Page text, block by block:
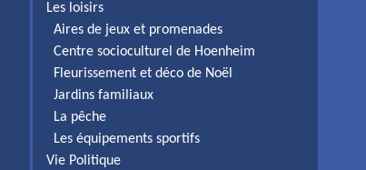
Les loisirs
Aires de jeux et promenades
Centre socioculturel de Hoenheim
Fleurissement et déco de Noël
Jardins familiaux
La pêche
Les équipements sportifs
Vie Politique